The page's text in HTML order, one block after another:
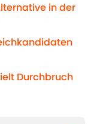
in der
Durchbruch